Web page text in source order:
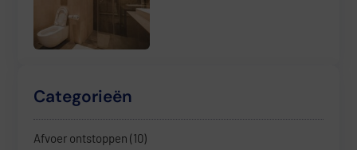
Categorieën
Afvoer ontstoppen (10)